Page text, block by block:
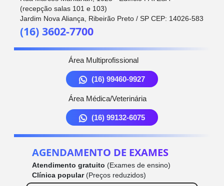
(recepção salas 101 e 103)
Jardim Nova Aliança, Ribeirão Preto / SP CEP: 14026-583
(16) 3602-7700
Área Multiprofissional
(16) 99460-9927
Área Médica/Veterinária
(16) 99132-6075
AGENDAMENTO DE EXAMES
Atendimento gratuito (Exames de ensino)
Clínica popular(Preços reduzidos)